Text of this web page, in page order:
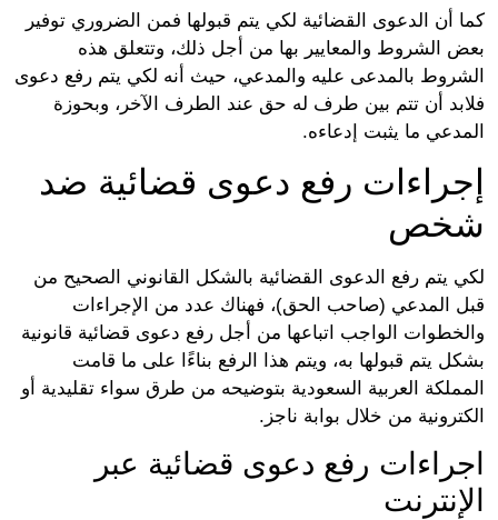
أن الدعوى القضائية لكي يتم قبولها فمن الضروري توفير
الشروط والمعايير بها من أجل ذلك، وتتعلق هذه
بالمدعى عليه والمدعي، حيث أنه لكي يتم رفع دعوى
أن تتم بين طرف له حق عند الطرف الآخر، وبحوزة
ما يثبت إدعاءه.
رفع دعوى قضائية ضد
يتم رفع الدعوى القضائية بالشكل القانوني الصحيح من
المدعي (صاحب الحق)، فهناك عدد من الإجراءات
الواجب اتباعها من أجل رفع دعوى قضائية قانونية
يتم قبولها به، ويتم هذا الرفع بناءًا على ما قامت
العربية السعودية بتوضيحه من طرق سواء تقليدية أو
من خلال بوابة ناجز.
رفع دعوى قضائية عبر